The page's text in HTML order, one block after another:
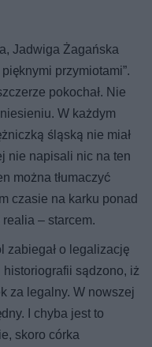
Jadwiga Żagańska
przymiotami”.
pokochał. Nie
W każdym
śląską nie miał
nie napisali nic na ten
można tłumaczyć
czasie na karku ponad
– starcem.
zabiegał o legalizację
historiografii sądzono, iż
za legalny. W nowszej
I chyba jest to
skoro córka